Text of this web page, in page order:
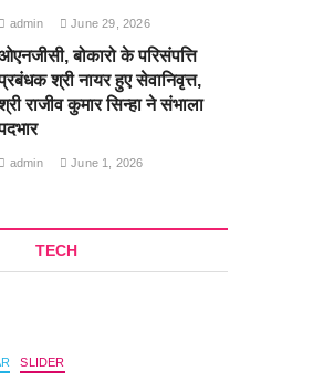
admin June 29, 2026
बोकारो के परिसंपत्ति
श्री नायर हुए सेवानिवृत्त,
राजीव कुमार सिन्हा ने संभाला
admin June 1, 2026
TECH
SLIDER